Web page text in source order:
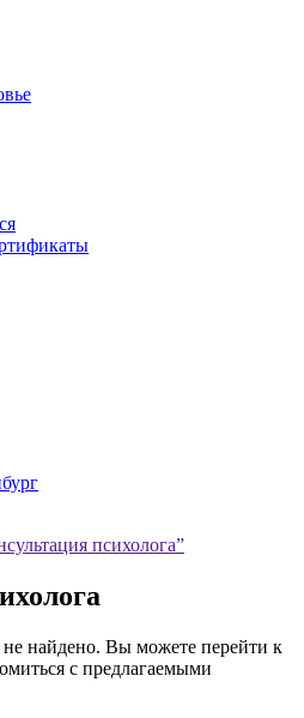
психолога”
найдено. Вы можете перейти к
с предлагаемыми